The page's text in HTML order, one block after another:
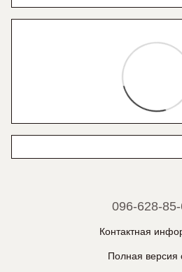
096-628-
Контактная
Полная версия